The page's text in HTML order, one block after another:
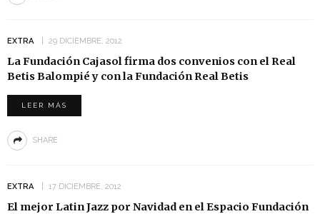
EXTRA 29 DICIEMBRE, 2012
La Fundación Cajasol firma dos convenios con el Real
Betis Balompié y con la Fundación Real Betis
LEER MÁS
SHARE
EXTRA 17 DICIEMBRE, 2012
El mejor Latin Jazz por Navidad en el Espacio Fundación